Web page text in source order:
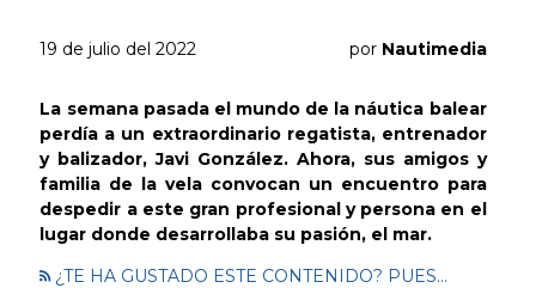
19 de julio del 2022 por Nautimedia
La semana pasada el mundo de la náutica balear
perdía a un extraordinario regatista, entrenador
y balizador, Javi González. Ahora, sus amigos y
familia de la vela convocan un encuentro para
despedir a este gran profesional y persona en el
lugar donde desarrollaba su pasión, el mar.
¿TE HA GUSTADO ESTE CONTENIDO? PUES...